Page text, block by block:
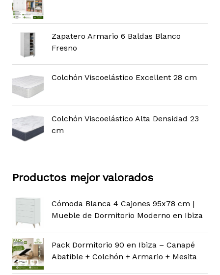
Zapatero Armario 6 Baldas Blanco
Fresno
Colchón Viscoelástico Excellent 28 cm
Colchón Viscoelástico Alta Densidad 23
cm
Productos mejor valorados
Cómoda Blanca 4 Cajones 95x78 cm |
Mueble de Dormitorio Moderno en Ibiza
Pack Dormitorio 90 en Ibiza – Canapé
Abatible + Colchón + Armario + Mesita